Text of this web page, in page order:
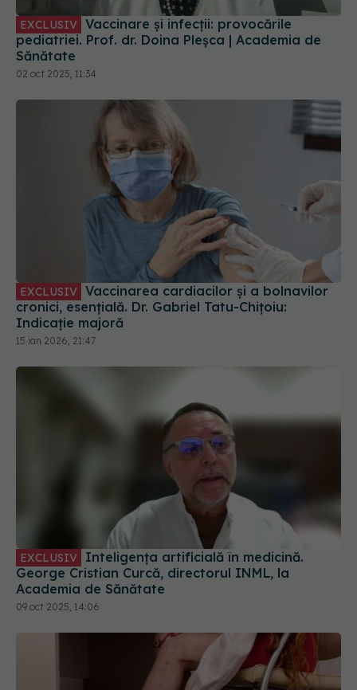
EXCLUSIV
pediatriei. Prof. dr. Doina Pleșca | Academia de
Sănătate
02 oct 2025, 11:34
EXCLUSIV
cronici, esențială. Dr. Gabriel Tatu-Chițoiu:
Indicație majoră
15 ian 2026, 21:47
EXCLUSIV
George Cristian Curcă, directorul INML, la
Academia de Sănătate
09 oct 2025, 14:06